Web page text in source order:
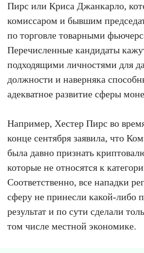
Пирс или Криса Джанкарло,
комиссаром и бывшим
по торговле товарными
Перечисленные кандидаты
подходящими личностями для
должности и наверняка
адекватное развитие сферы
Например, Хестер Пирс во
конце сентября заявила, что
была давно признать
которые не относятся к
Соответственно, все нападки
сферу не принесли какой-либо
результат и по сути сделали
том числе местной экономике.